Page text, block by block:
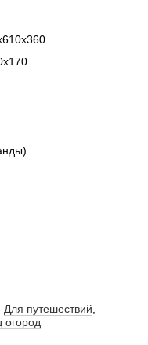
Для путешествий
огород